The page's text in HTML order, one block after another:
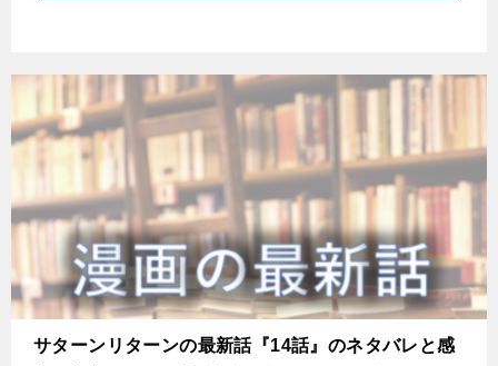
サターンリターンの最新話『14話』のネタバレと感